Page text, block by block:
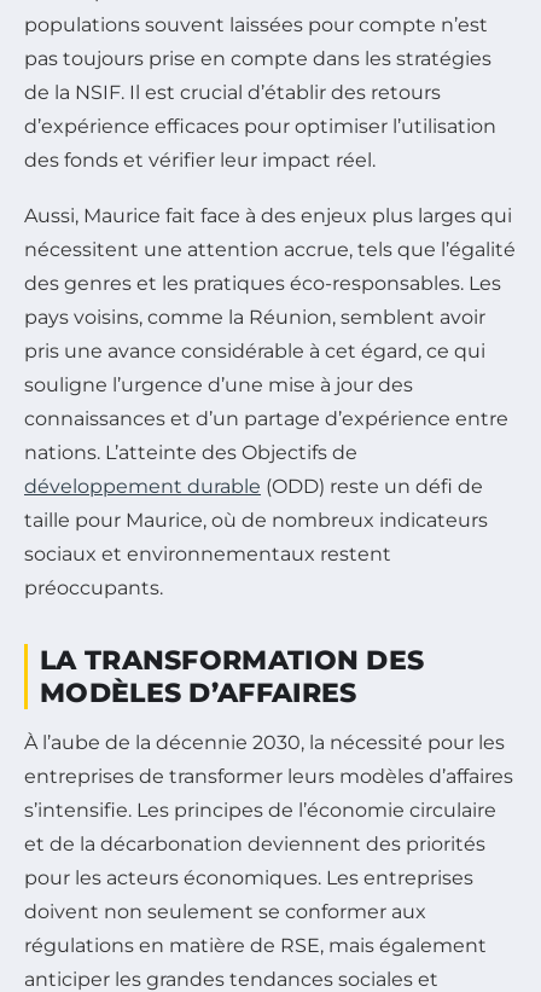
populations souvent laissées pour compte n’est
pas toujours prise en compte dans les stratégies
de la NSIF. Il est crucial d’établir des retours
d’expérience efficaces pour optimiser l’utilisation
des fonds et vérifier leur impact réel.
Aussi, Maurice fait face à des enjeux plus larges qui
nécessitent une attention accrue, tels que l’égalité
des genres et les pratiques éco-responsables. Les
pays voisins, comme la Réunion, semblent avoir
pris une avance considérable à cet égard, ce qui
souligne l’urgence d’une mise à jour des
connaissances et d’un partage d’expérience entre
nations. L’atteinte des Objectifs de
développement durable (ODD) reste un défi de
taille pour Maurice, où de nombreux indicateurs
sociaux et environnementaux restent
préoccupants.
LA TRANSFORMATION DES
MODÈLES D’AFFAIRES
À l’aube de la décennie 2030, la nécessité pour les
entreprises de transformer leurs modèles d’affaires
s’intensifie. Les principes de l’économie circulaire
et de la décarbonation deviennent des priorités
pour les acteurs économiques. Les entreprises
doivent non seulement se conformer aux
régulations en matière de RSE, mais également
anticiper les grandes tendances sociales et